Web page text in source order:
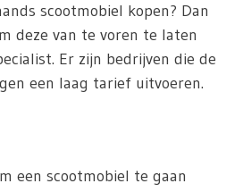
scootmobiel kopen? Dan
deze van te voren te laten
Er zijn bedrijven die de
een laag tarief uitvoeren.
een scootmobiel te gaan